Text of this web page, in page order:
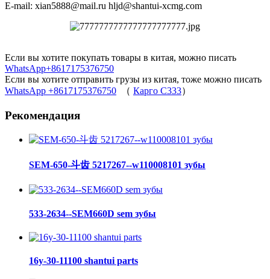
E-mail: xian5888@mail.ru hljd@shantui-xcmg.com
Если вы хотите покупать товары в китая, можно писать
WhatsApp+8617175376750
Если вы хотите отправить грузы из китая, тоже можно писать
WhatsApp +8617175376750 （ Карго C333）
Рекомендация
SEM-650-斗齿 5217267--w110008101 зубы
533-2634--SEM660D sem зубы
16y-30-11100 shantui parts